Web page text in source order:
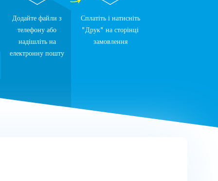
Додайте файли з
телефону або
надішліть на
електронну пошту
Сплатіть і натисніть
"Друк" на сторінці
замовлення